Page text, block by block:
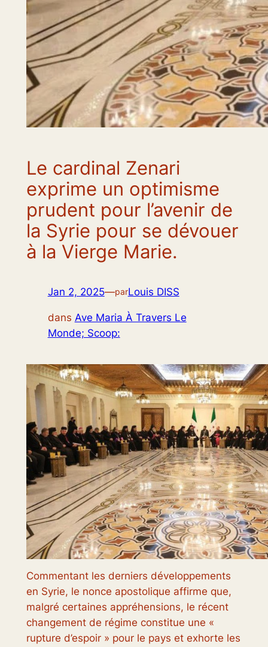
Le cardinal Zenari
exprime un optimisme
prudent pour l’avenir de
la Syrie pour se dévouer
à la Vierge Marie.
Jan 2, 2025—parLouis DISS
dans Ave Maria À Travers Le
Monde; Scoop:
Commentant les derniers développements
en Syrie, le nonce apostolique affirme que,
malgré certaines appréhensions, le récent
changement de régime constitue une «
rupture d’espoir » pour le pays et exhorte les